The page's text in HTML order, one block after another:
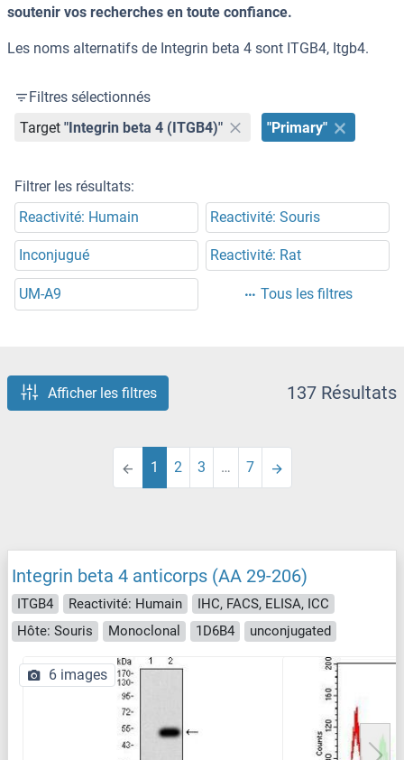
soutenir vos recherches en toute confiance.
Les noms alternatifs de Integrin beta 4 sont ITGB4, Itgb4.
Filtres sélectionnés
Target "Integrin beta 4 (ITGB4)" "Primary"
Filtrer les résultats:
Reactivité: Humain
Reactivité: Souris
Inconjugué Reactivité: Rat
UM-A9 Tous les filtres
Afficher les filtres 137 Résultats
1 2 3 … 7
Integrin beta 4 anticorps (AA 29-206)
ITGB4 Reactivité: Humain
IHC, FACS, ELISA, ICC
Hôte: Souris
Monoclonal 1D6B4 unconjugated
6 images